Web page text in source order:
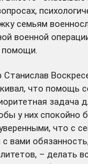
семьям
военной
помощи.
что помощь
задача
у них спокойно
что с
вами
– делать